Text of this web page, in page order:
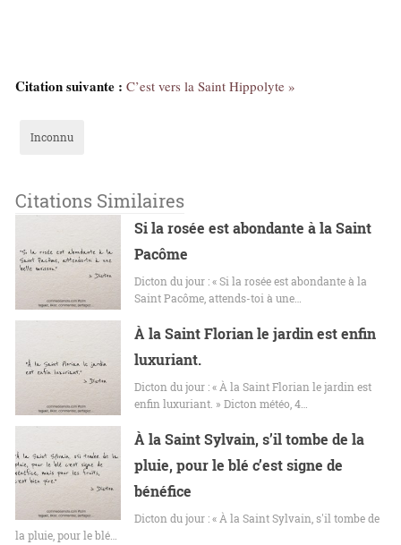
Citation suivante : C’est vers la Saint Hippolyte »
Inconnu
Citations Similaires
Si la rosée est abondante à la Saint
Pacôme
Dicton du jour : « Si la rosée est abondante à la
Saint Pacôme, attends-toi à une…
À la Saint Florian le jardin est enfin
luxuriant.
Dicton du jour : « À la Saint Florian le jardin est
enfin luxuriant. » Dicton météo, 4…
À la Saint Sylvain, s’il tombe de la
pluie, pour le blé c’est signe de
bénéfice
Dicton du jour : « À la Saint Sylvain, s'il tombe de
la pluie, pour le blé…